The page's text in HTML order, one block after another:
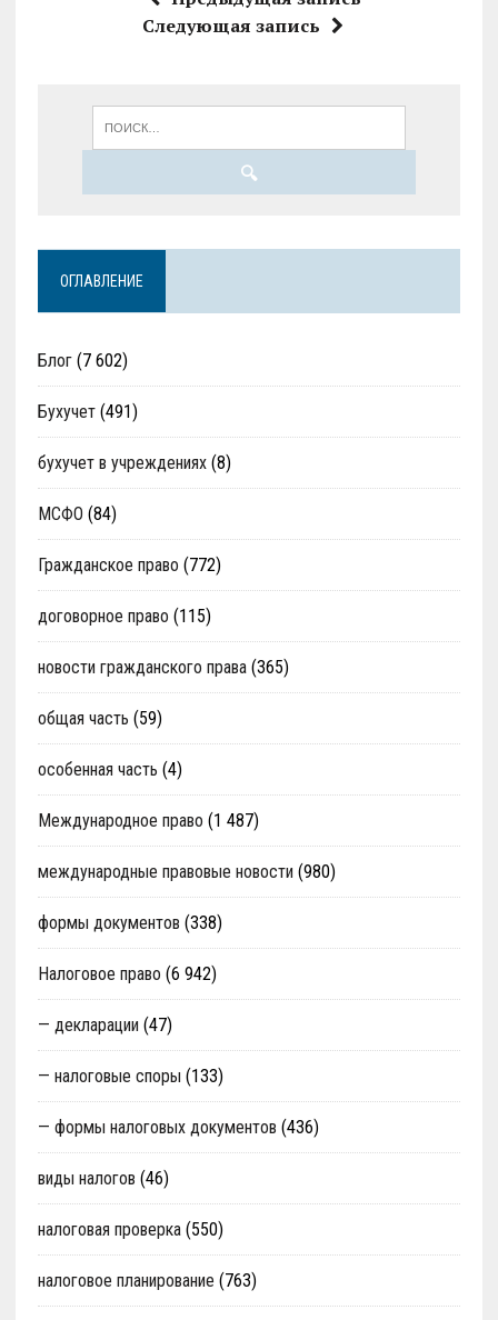
Следующая запись
ОГЛАВЛЕНИЕ
Блог(7 602)
Бухучет(491)
бухучет в учреждениях(8)
МСФО (84)
Гражданское право (772)
договорное право (115)
новости гражданского права(365)
общая часть (59)
особенная часть (4)
Международное право (1 487)
международные правовые новости (980)
формы документов (338)
Налоговое право (6 942)
— декларации (47)
— налоговые споры (133)
— формы налоговых документов (436)
виды налогов (46)
налоговая проверка(550)
налоговое планирование (763)